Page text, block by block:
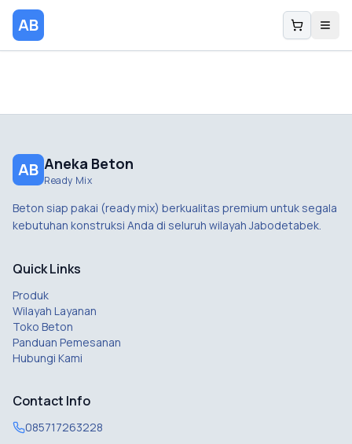
AB
AB Aneka Beton
Ready Mix
Beton siap pakai (ready mix) berkualitas premium untuk segala
kebutuhan konstruksi Anda di seluruh wilayah Jabodetabek.
Quick Links
Produk
Wilayah Layanan
Toko Beton
Panduan Pemesanan
Hubungi Kami
Contact Info
085717263228